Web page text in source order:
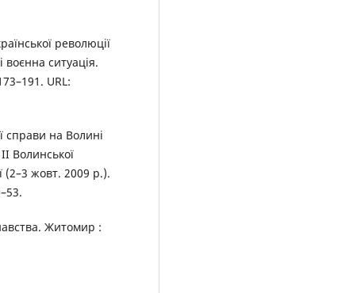
революції
воєнна ситуація.
URL:
справи на Волині
Волинської
(2–3 жовт. 2009 р.).
Житомир :